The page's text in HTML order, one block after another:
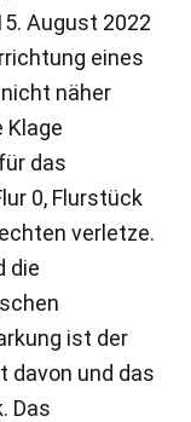
August 2022
eines
näher
Klage
das
0, Flurstück
verletze.
die
ist der
davon und das
Das